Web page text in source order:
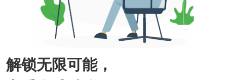
解锁无限可能，